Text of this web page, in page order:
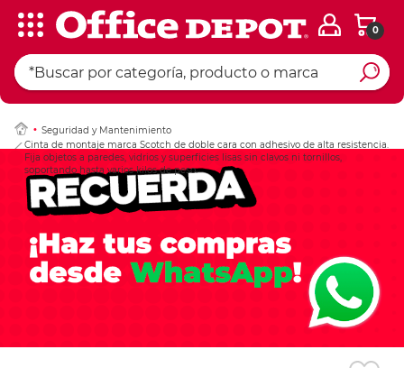
0
Seguridad y Mantenimiento
Cinta de montaje marca Scotch de doble cara con adhesivo de alta resistencia.
Fija objetos a paredes, vidrios y superficies lisas sin clavos ni tornillos,
soportando hasta varios kilos de peso.
Ingresar Codigo